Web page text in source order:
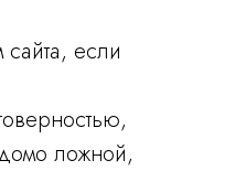
если
ложной,